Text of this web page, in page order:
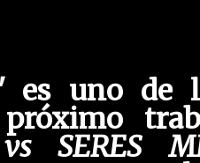
es uno de
SERES